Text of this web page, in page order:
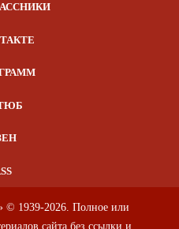
© 1939-2026. Полное или
сайта без ссылки и